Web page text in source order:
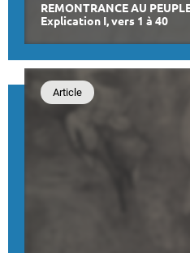
REMONTRANCE AU
Explication I, vers 1 à 40
Article